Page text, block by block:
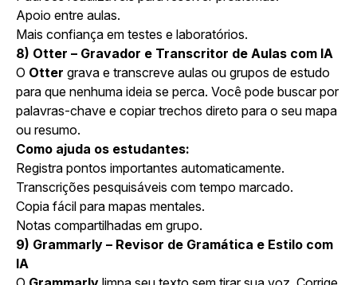
Apoio entre aulas.
Mais confiança em testes e laboratórios.
8) Otter – Gravador e Transcritor de Aulas com IA
O Otter grava e transcreve aulas ou grupos de estudo
para que nenhuma ideia se perca. Você pode buscar por
palavras-chave e copiar trechos direto para o seu mapa
ou resumo.
Como ajuda os estudantes:
Registra pontos importantes automaticamente.
Transcrições pesquisáveis com tempo marcado.
Copia fácil para mapas mentales.
Notas compartilhadas em grupo.
9) Grammarly – Revisor de Gramática e Estilo com
IA